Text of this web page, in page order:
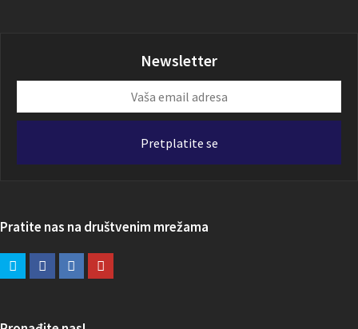
Newsletter
email
Pretplatite se
Pratite nas na društvenim mrežama